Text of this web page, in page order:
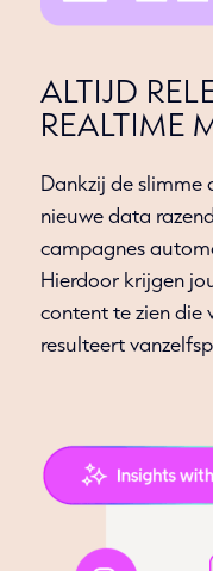
ALTIJD
REALTIME
Dankzij de
nieuwe data
campagnes
Hierdoor krijgen
content te zien die
resulteert